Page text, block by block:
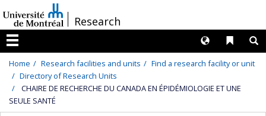
au
contenu
/Research
Menu
Liens
Langues
Home Research facilities and units
Find a research facility or unit
Directory of Research Units
CHAIRE DE RECHERCHE DU CANADA EN ÉPIDÉMIOLOGIE ET UNE
SEULE SANTÉ